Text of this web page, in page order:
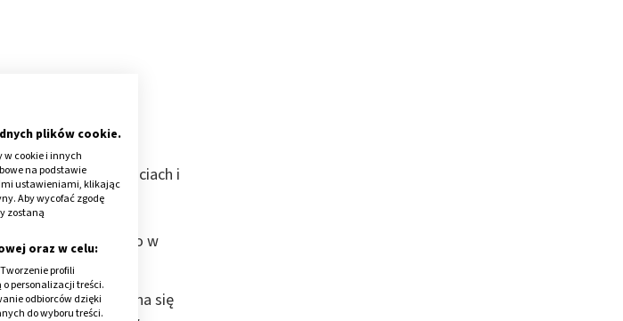
w ogromnych ilościach i
wszystko
balkonach i
razu zauważają go w
itd.
rozpoczyna się
plików cookie.
cookie i innych
na podstawie
ustawieniami, klikając
Aby wycofać zgodę
zostaną
oraz w celu:
profili
personalizacji treści.
odbiorców dzięki
do wyboru treści.